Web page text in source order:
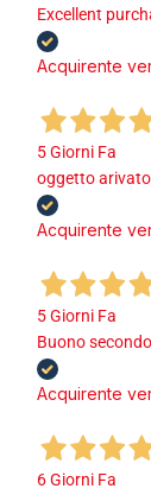
Excellent
Acquirente
5 Giorni Fa
oggetto
Acquirente
5 Giorni Fa
Buono
Acquirente
6 Giorni Fa